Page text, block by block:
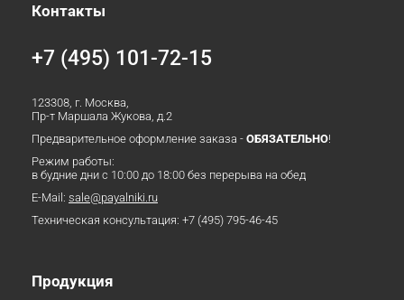
Контакты
+7 (495) 101-72-15
123308, г. Москва,
Пр-т Маршала Жукова, д.2
Предварительное оформление заказа - ОБЯЗАТЕЛЬНО!
Режим работы:
в будние дни с 10:00 до 18:00 без перерыва на обед
E-Mail: sale@payalniki.ru
Техническая консультация: +7 (495) 795-46-45
Продукция